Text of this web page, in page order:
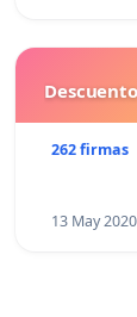
262 firmas
13 May 2020